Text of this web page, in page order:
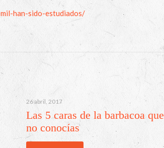
han-sido-estudiados/
26 abril, 2017
Las 5 caras de la barbacoa que
no conocías